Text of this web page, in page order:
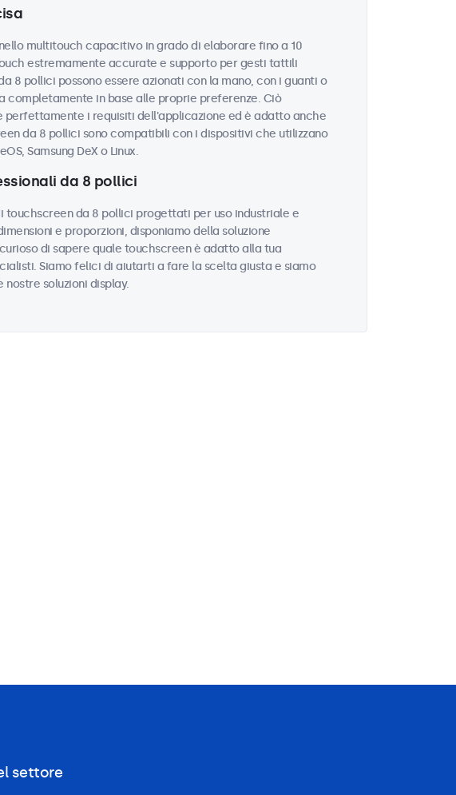
multitouch capacitivo in grado di elaborare fino a 10
estremamente accurate e supporto per gesti tattili
8 pollici possono essere azionati con la mano, con i guanti o
completamente in base alle proprie preferenze. Ciò
i requisiti dell'applicazione ed è adatto anche
da 8 pollici sono compatibili con i dispositivi che utilizzano
Samsung DeX o Linux.
da 8 pollici
touchscreen da 8 pollici progettati per uso industriale e
e proporzioni, disponiamo della soluzione
di sapere quale touchscreen è adatto alla tua
Siamo felici di aiutarti a fare la scelta giusta e siamo
soluzioni display.
settore